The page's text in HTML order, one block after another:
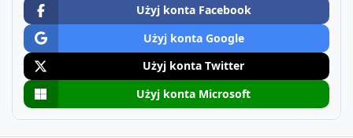
Użyj konta Facebook
Użyj konta Google
Użyj konta Twitter
Użyj konta Microsoft